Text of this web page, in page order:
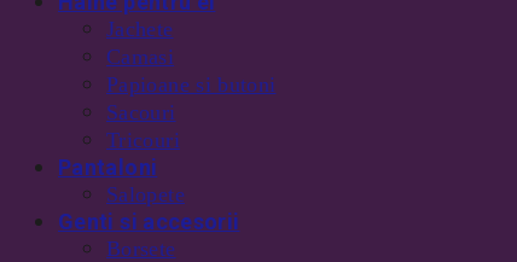
Jachete
Camasi
Papioane si butoni
Sacouri
Tricouri
Pantaloni
Salopete
Genti si accesorii
Borsete